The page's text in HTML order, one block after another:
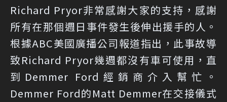
Richard Pryor非常感謝大家的支持，感謝
所有在那個週日事件發生後伸出援手的人。
根據ABC美國廣播公司報道指出，此事故導
致Richard Pryor幾週都沒有車可使用，直
到Demmer Ford經銷商介入幫忙。
Demmer Ford的Matt Demmer在交接儀式